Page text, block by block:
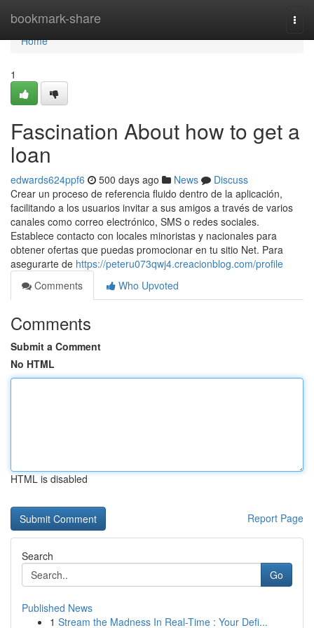
bookmark-share
Home
Home
1
Fascination About how to get a
loan
edwards624ppf6 500 days ago News
Discuss
Crear un proceso de referencia fluido dentro de la aplicación,
facilitando a los usuarios invitar a sus amigos a través de varios
canales como correo electrónico, SMS o redes sociales.
Establece contacto con locales minoristas y nacionales para
obtener ofertas que puedas promocionar en tu sitio Net. Para
asegurarte de https://peteru073qwj4.creacionblog.com/profile
Comments
Who Upvoted
Comments
Submit a Comment
No HTML
HTML is disabled
Report Page
Search
Go
Published News
1 Stream the Madness In Real-Time : Your Defi...